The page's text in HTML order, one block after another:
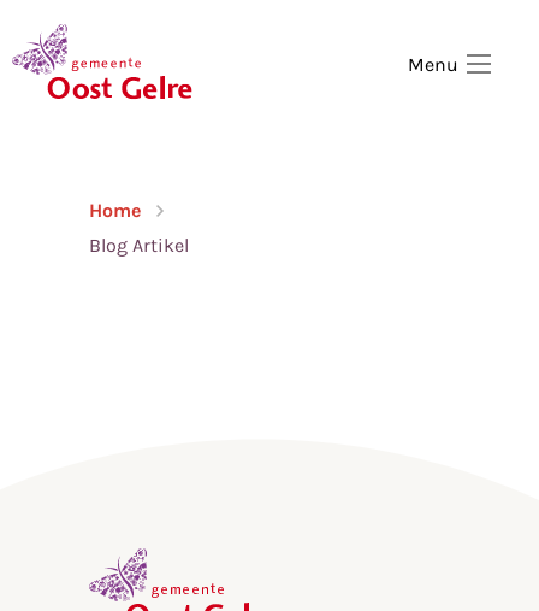
Menu
Home
Blog Artikel